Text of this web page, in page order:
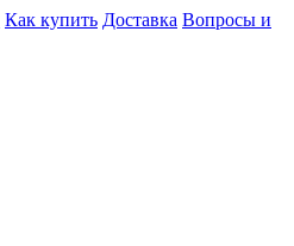
Как купить Доставка Вопросы и